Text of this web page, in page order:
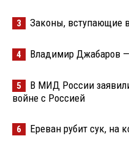
3 Законы, вступающие в
4 Владимир Джабаров
5
В МИД России
войне с Россией
6 Ереван рубит сук, на